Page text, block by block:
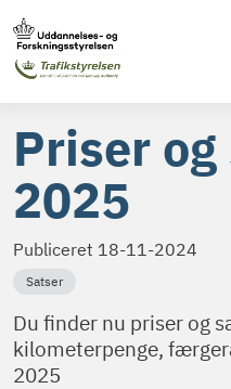
Priser
2025
Publiceret 18-11-2024
Satser
Du finder nu priser og
kilometerpenge,
2025